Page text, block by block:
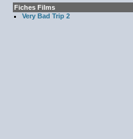
Fiches Films
Very Bad Trip 2